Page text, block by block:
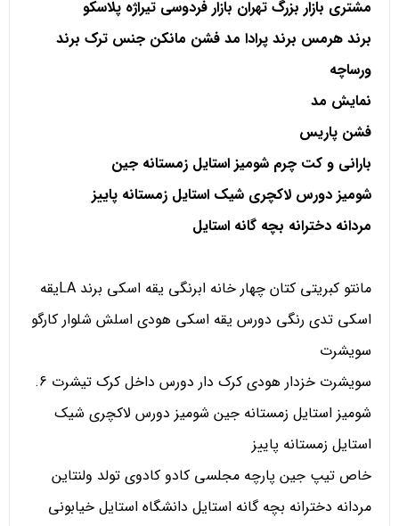
مشتری بازار بزرگ تهران بازار فردوسی تیراژه پلاسکو
برند هرمس برند پرادا مد فشن مانکن جنس ترک برند
ورساچه
نمایش مد
فشن پاریس
بارانی و کت چرم شومیز استایل زمستانه جین
شومیز دورس لاکچری شیک استایل زمستانه پاییز
مردانه دخترانه بچه گانه استایل
مانتو کبریتی کتان چهار خانه ابرنگی یقه اسکی برند LAیقه
اسکی تدی رنگی دورس یقه اسکی هودی اسلش شلوار کارگو
سویشرت
سویشرت خزدار هودی کرک دار دورس داخل کرک تیشرت 6.
شومیز استایل زمستانه جین شومیز دورس لاکچری شیک
استایل زمستانه پاییز
خاص تیپ جین پارچه مجلسی کادو کادوی تولد ولنتاین
مردانه دخترانه بچه گانه استایل دانشگاه استایل خیابونی